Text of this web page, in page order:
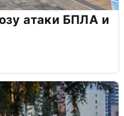
атаки БПЛА и